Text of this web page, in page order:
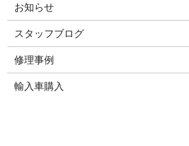
お知らせ
スタッフブログ
修理事例
輸入車購入